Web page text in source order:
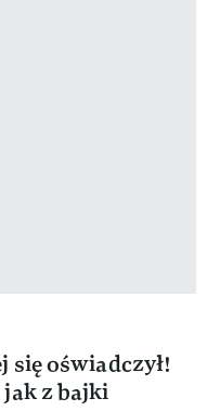
się oświadczył!
z bajki